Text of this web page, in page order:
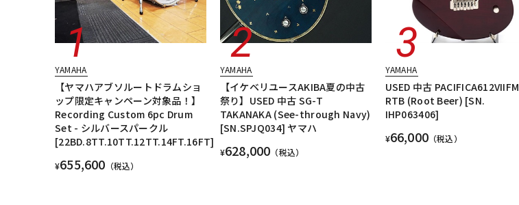
YAMAHA
【ヤマハアブソルートドラムショ
ップ限定キャンペーン対象品！】
Recording Custom 6pc Drum
Set - シルバースパークル
[22BD.8TT.10TT.12TT.14FT.16FT]
¥655,600 （税込）
YAMAHA
【イケベリユースAKIBA夏の中古
祭り】USED 中古 SG-T
TAKANAKA (See-through Navy)
[SN.SPJQ034] ヤマハ
¥628,000 （税込）
YAMAHA
USED 中古 PACIFICA612VIIFM
RTB (Root Beer) [SN.
IHP063406]
¥66,000 （税込）